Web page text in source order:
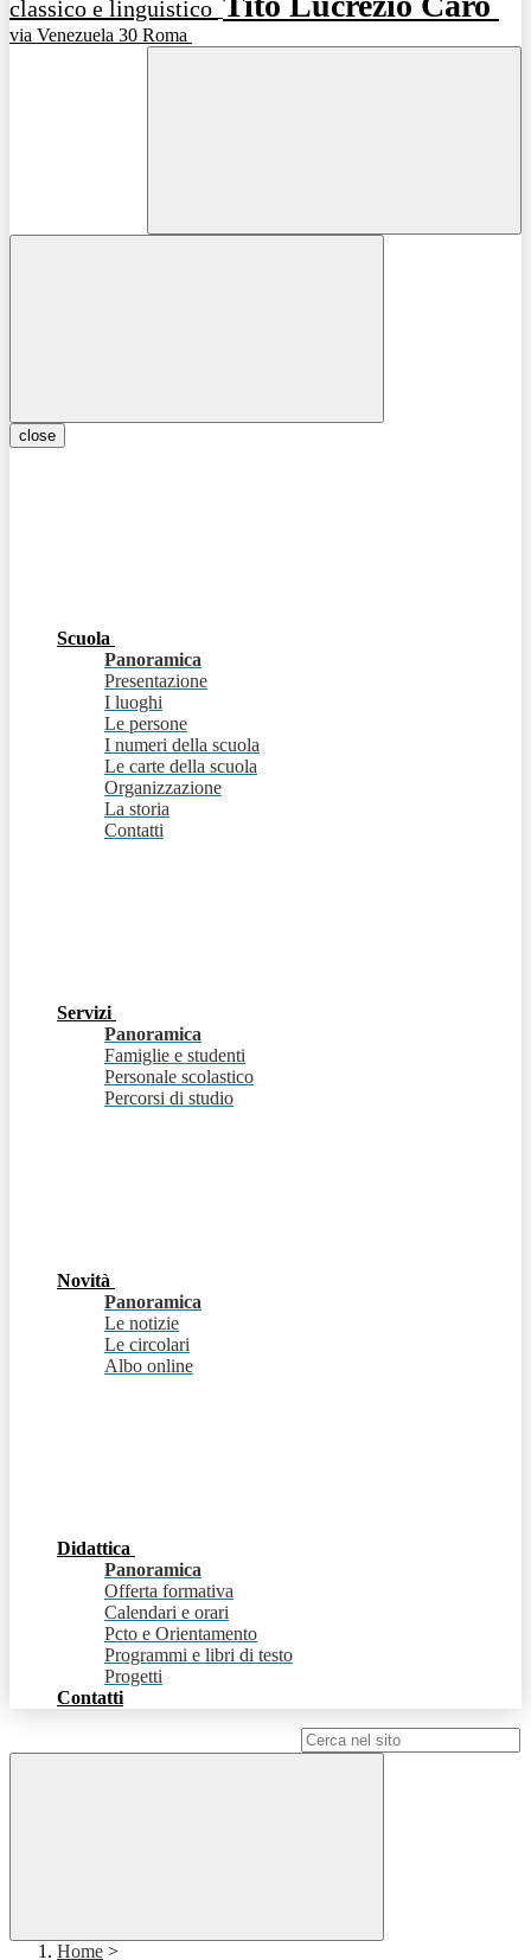
classico e linguistico
via Venezuela 30 Roma
close
Scuola
Panoramica
Presentazione
I luoghi
Le persone
I numeri della scuola
Le carte della scuola
Organizzazione
La storia
Contatti
Servizi
Panoramica
Famiglie e studenti
Personale scolastico
Percorsi di studio
Novità
Panoramica
Le notizie
Le circolari
Albo online
Didattica
Panoramica
Offerta formativa
Calendari e orari
Pcto e Orientamento
Programmi e libri di testo
Progetti
Contatti
Home >